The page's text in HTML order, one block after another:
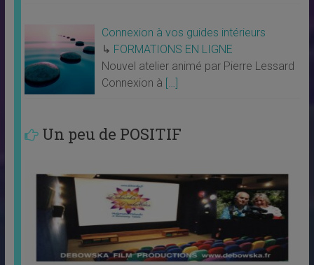
Connexion à vos guides intérieurs
↳ FORMATIONS EN LIGNE
Nouvel atelier animé par Pierre Lessard
Connexion à […]
Un peu de POSITIF